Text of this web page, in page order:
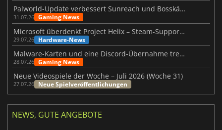
Palworld-Update verbessert Sunreach und Bosskämpfe deutlich
31.07.26 Gaming News
Microsoft überdenkt Project Helix – Steam-Support gefährdet
29.07.26 Hardware-News
Malware-Karten und eine Discord-Übernahme treffen Meccha Chameleon
28.07.26 Gaming News
Neue Videospiele der Woche – Juli 2026 (Woche 31)
27.07.26 Neue Spielveröffentlichungen
NEWS, GUTE ANGEBOTE